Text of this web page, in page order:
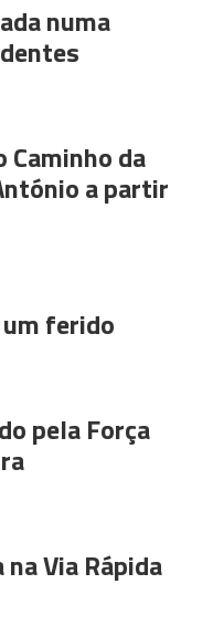
numa
Caminho da
a partir
ferido
pela Força
Via Rápida